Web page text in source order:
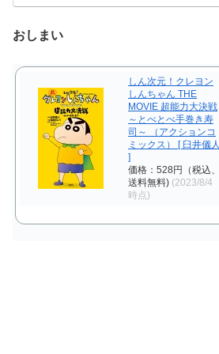
おしまい
しん次元！クレヨン
しんちゃん THE
MOVIE 超能力大決戦
～とべとべ手巻き寿
司～ （アクションコ
ミックス） [ 臼井儀人
]
価格：528円（税込、
送料無料) (2023/8/4
時点)